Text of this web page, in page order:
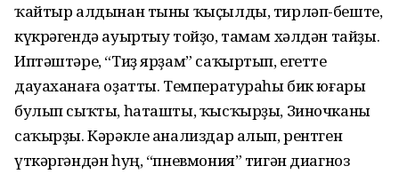
ҡайтыр алдынан тыны ҡыҫылды, тирләп-беште,
күкрәгендә ауыртыу тойҙо, тамам хәлдән тайҙы.
Иптәштәре, “Тиҙ ярҙам” саҡыртып, егетте
дауаханаға оҙатты. Температураһы бик юғары
булып сыҡты, һаташты, ҡысҡырҙы, Зиночканы
саҡырҙы. Кәрәкле анализдар алып, рентген
үткәргәндән һуң, “пневмония” тигән диагноз